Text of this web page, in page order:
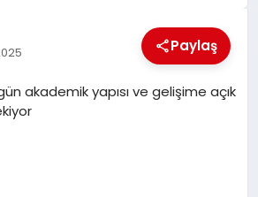
Paylaş